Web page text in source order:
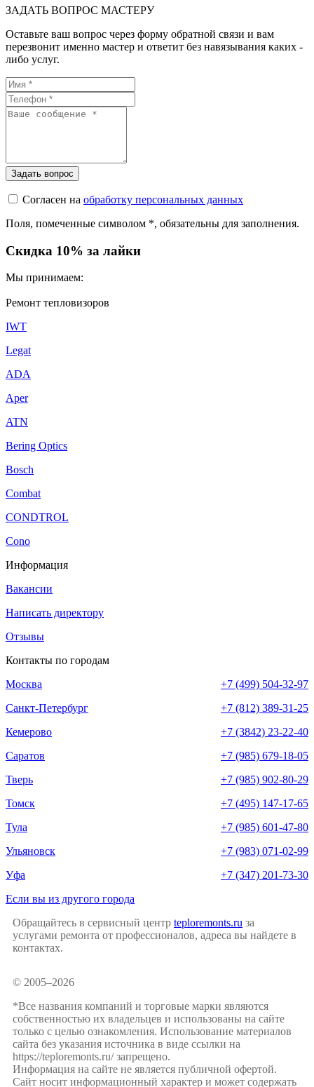
ЗАДАТЬ ВОПРОС МАСТЕРУ
Оставьте ваш вопрос через форму обратной связи и вам
перезвонит именно мастер и ответит без навязывания каких -
либо услуг.
Согласен на обработку персональных данных
Поля, помеченные символом *, обязательны для заполнения.
Скидка 10% за лайки
Мы принимаем:
Ремонт тепловизоров
IWT
Legat
ADA
Aper
ATN
Bering Optics
Bosch
Combat
CONDTROL
Cono
Информация
Вакансии
Написать директору
Отзывы
Контакты по городам
Москва
+7 (499) 504-32-97
Санкт-Петербург
+7 (812) 389-31-25
Кемерово
+7 (3842) 23-22-40
Саратов
+7 (985) 679-18-05
Тверь
+7 (985) 902-80-29
Томск
+7 (495) 147-17-65
Тула
+7 (985) 601-47-80
Ульяновск
+7 (983) 071-02-99
Уфа
+7 (347) 201-73-30
Если вы из другого города
Обращайтесь в сервисный центр teploremonts.ru за
услугами ремонта от профессионалов, адреса вы найдете в
контактах.
© 2005–2026
*Все названия компаний и торговые марки являются
собственностью их владельцев и использованы на сайте
только с целью ознакомления. Использование материалов
сайта без указания источника в виде ссылки на
https://teploremonts.ru/ запрещено.
Информация на сайте не является публичной офертой.
Сайт носит информационный характер и может содержать